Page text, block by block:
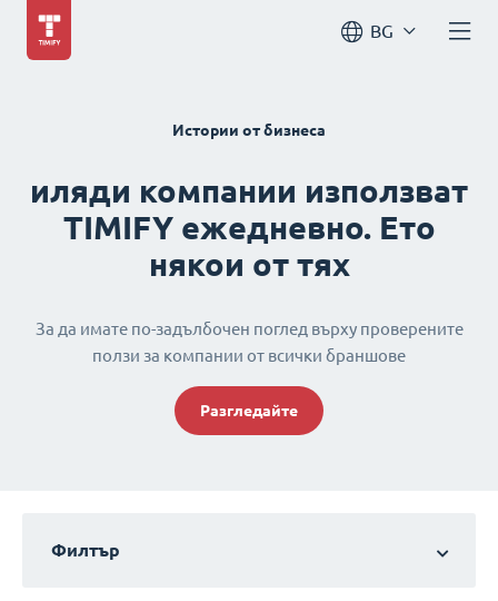
BG
Истории от бизнеса
иляди компании използват
TIMIFY ежедневно. Ето
някои от тях
За да имате по-задълбочен поглед върху проверените
ползи за компании от всички браншове
Разгледайте
Филтър